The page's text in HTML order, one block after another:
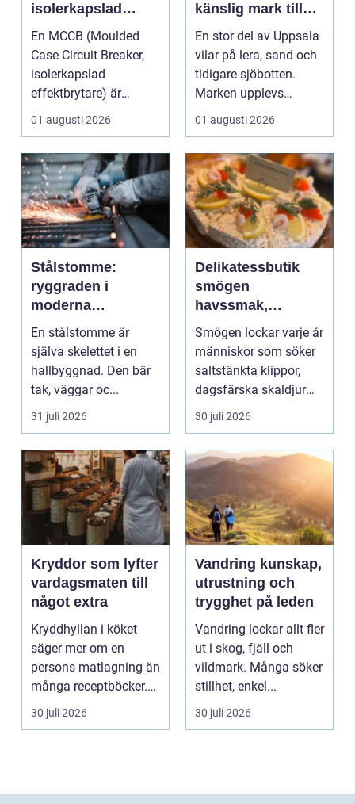
isolerkapslad
effektbrytare?
En MCCB (Moulded
Case Circuit Breaker,
isolerkapslad
effektbrytare) är
hjärtat i många
moderna elför...
01 augusti 2026
känslig mark till
stabila
konstruktioner
En stor del av Uppsala
vilar på lera, sand och
tidigare sjöbotten.
Marken upplevs
kanske som stabil ...
01 augusti 2026
Stålstomme:
ryggraden i
moderna
hallbyggnader
En stålstomme är
själva skelettet i en
hallbyggnad. Den bär
tak, väggar oc...
31 juli 2026
Delikatessbutik
smögen
havssmak,
småskalighet och
personligt urval
Smögen lockar varje år
människor som söker
saltstänkta klippor,
dagsfärska skaldjur
och genuina smak...
30 juli 2026
Kryddor som lyfter
vardagsmaten till
något extra
Kryddhyllan i köket
säger mer om en
persons matlagning än
många receptböcker.
Med några nypor rätt
s...
30 juli 2026
Vandring kunskap,
utrustning och
trygghet på leden
Vandring lockar allt fler
ut i skog, fjäll och
vildmark. Många söker
stillhet, enkel...
30 juli 2026